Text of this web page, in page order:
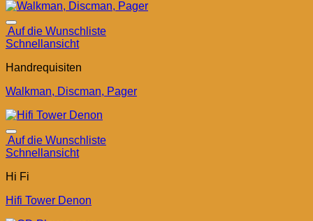
Auf die Wunschliste
Schnellansicht
Handrequisiten
Walkman, Discman, Pager
Auf die Wunschliste
Schnellansicht
Hi Fi
Hifi Tower Denon